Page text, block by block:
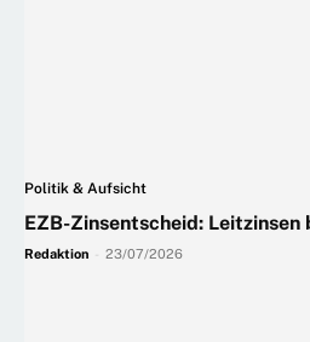
Politik & Aufsicht
EZB-Zinsentscheid:
Redaktion 23/07/2026